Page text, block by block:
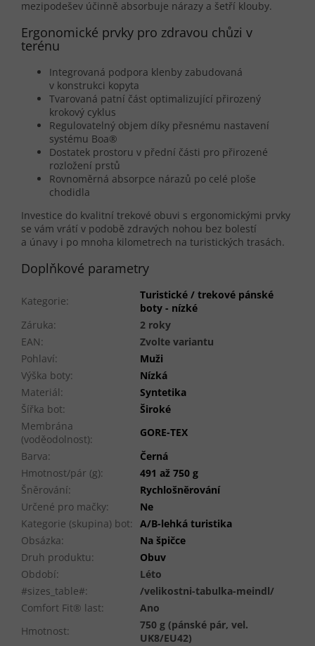
mezipodešev účinně absorbuje nárazy a šetří klouby.
Ergonomické prvky pro zdravou chůzi v
terénu
Integrovaná podpora klenby zabudovaná
v konstrukci kopyta
Tvarovaná patní část optimalizující přirozený
krokový cyklus
Regulovatelný objem díky přesnému nastavení
systému Boa®
Dostatek prostoru v přední části pro přirozené
rozložení prstů
Rovnoměrná absorpce nárazů po celé ploše
chodidla
Investice do kvalitní trekové obuvi s ergonomickými prvky
se vám vrátí v podobě zdravých nohou bez bolestí
a únavy i po mnoha kilometrech na turistických trasách.
Doplňkové parametry
Kategorie:
Turistické / trekové pánské
boty - nízké
Záruka:
2 roky
EAN:
Zvolte variantu
Pohlaví:
Muži
Výška boty:
Nízká
Materiál:
Syntetika
Šířka bot:
Široké
Membrána
(voděodolnost):
GORE-TEX
Barva:
Černá
Hmotnost/pár (g):
491 až 750 g
Šněrování:
Rychlošněrování
Určené pro mačky:
Ne
Kategorie (skupina) bot: A/B-lehká turistika
Obsázka:
Na špičce
Druh produktu:
Obuv
Období:
Léto
#sizes_table#:
/velikostni-tabulka-meindl/
Comfort Fit® last:
Ano
Hmotnost:
750 g (pánské pár, vel.
UK8/EU42)